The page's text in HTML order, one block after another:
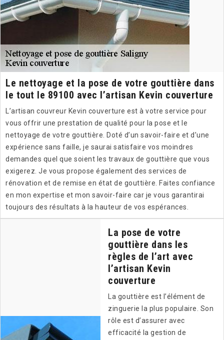
Le nettoyage et la pose de votre gouttière dans
le tout le 89100 avec l’artisan Kevin couverture
L’artisan couvreur Kevin couverture est à votre service pour
vous offrir une prestation de qualité pour la pose et le
nettoyage de votre gouttière. Doté d’un savoir-faire et d’une
expérience sans faille, je saurai satisfaire vos moindres
demandes quel que soient les travaux de gouttière que vous
exigerez. Je vous propose également des services de
rénovation et de remise en état de gouttière. Faites confiance
en mon expertise et mon savoir-faire car je vous garantirai
toujours des résultats à la hauteur de vos espérances.
La pose de votre
gouttière dans les
règles de l’art avec
l’artisan Kevin
couverture
La gouttière est l’élément de
zinguerie la plus populaire. Son
rôle est d’assurer avec
efficacité la gestion de